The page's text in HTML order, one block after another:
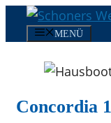
Zum
Inhalt
MENÜ
Concordia